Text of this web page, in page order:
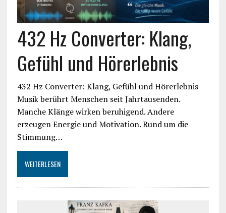
432 Hz Converter: Klang,
Gefühl und Hörerlebnis
432 Hz Converter: Klang, Gefühl und Hörerlebnis
Musik berührt Menschen seit Jahrtausenden.
Manche Klänge wirken beruhigend. Andere
erzeugen Energie und Motivation. Rund um die
Stimmung…
WEITERLESEN